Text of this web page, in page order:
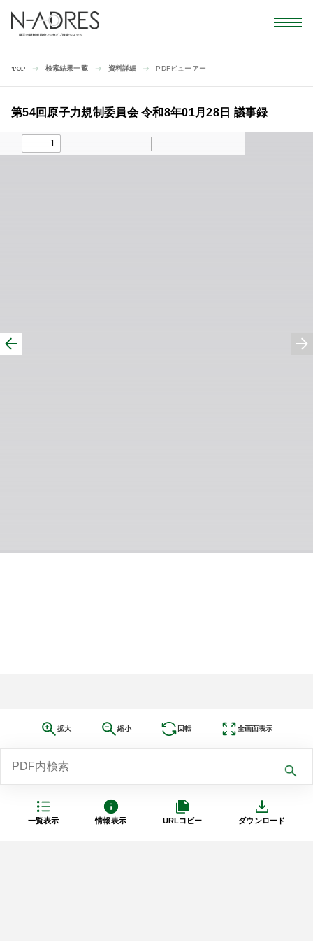
TOP 検索結果一覧 資料詳細 PDFビューアー
一覧表示 情報表示 URLコピー ダウンロード
第54回原子力規制委員会 令和8年01月28日 議事録
拡大 縮小 回転 全画面表示